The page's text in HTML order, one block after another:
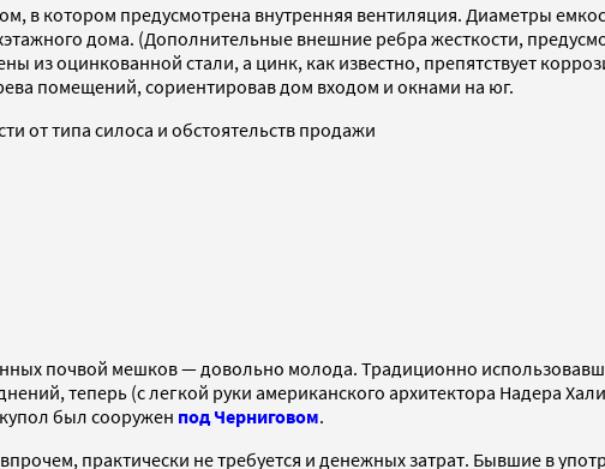
в котором предусмотрена внутренняя вентиляция. Диаметры
дома. (Дополнительные внешние ребра жесткости,
из оцинкованной стали, а цинк, как известно, препятствует
помещений, сориентировав дом входом и окнами на юг.
от типа силоса и обстоятельств продажи
почвой мешков — довольно молода. Традиционно
теперь (с легкой руки американского архитектора Надера
был сооружен под Черниговом.
практически не требуется и денежных затрат. Бывшие в